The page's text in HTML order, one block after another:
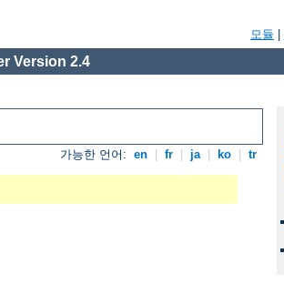
모듈
Version 2.4
가능한 언어: en fr ja ko tr